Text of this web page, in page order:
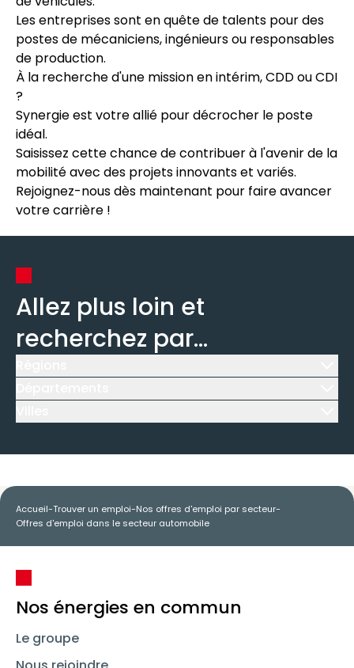
Les entreprises sont en quête de talents pour des
postes de mécaniciens, ingénieurs ou responsables
de production.
À la recherche d'une mission en intérim, CDD ou CDI
?
Synergie est votre allié pour décrocher le poste
idéal.
Saisissez cette chance de contribuer à l'avenir de la
mobilité avec des projets innovants et variés.
Rejoignez-nous dès maintenant pour faire avancer
votre carrière !
Allez plus loin et
recherchez par...
Accueil-Trouver un emploi-Nos offres d'emploi par secteur-
Offres d'emploi dans le secteur automobile
Nos énergies en commun
Le groupe